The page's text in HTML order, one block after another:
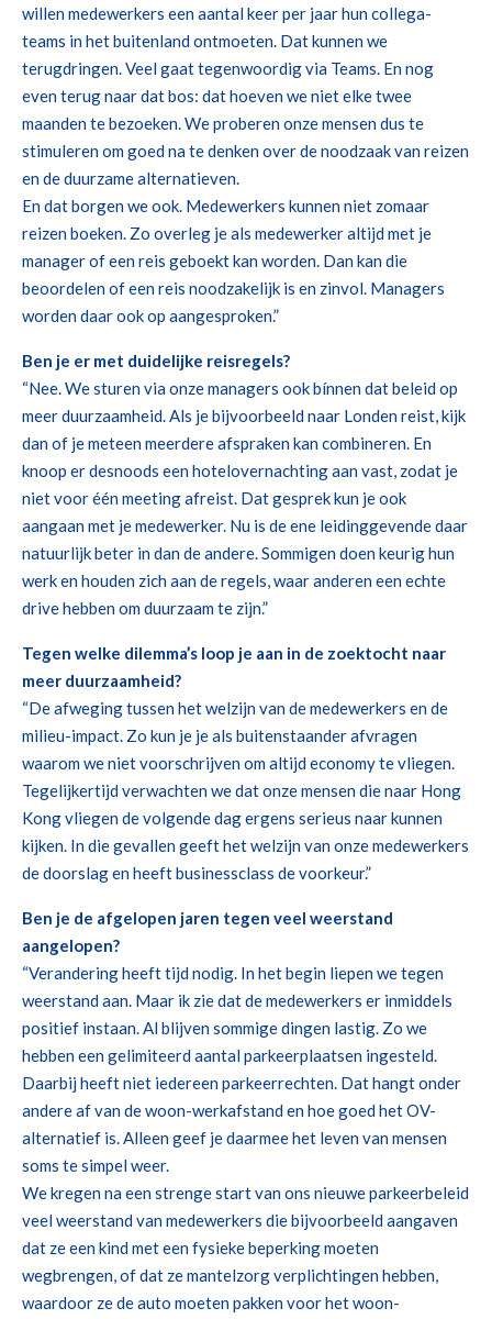
willen medewerkers een aantal keer per jaar hun collega-
teams in het buitenland ontmoeten. Dat kunnen we
terugdringen. Veel gaat tegenwoordig via Teams. En nog
even terug naar dat bos: dat hoeven we niet elke twee
maanden te bezoeken. We proberen onze mensen dus te
stimuleren om goed na te denken over de noodzaak van reizen
en de duurzame alternatieven.
En dat borgen we ook. Medewerkers kunnen niet zomaar
reizen boeken. Zo overleg je als medewerker altijd met je
manager of een reis geboekt kan worden. Dan kan die
beoordelen of een reis noodzakelijk is en zinvol. Managers
worden daar ook op aangesproken.”
Ben je er met duidelijke reisregels?
“Nee. We sturen via onze managers ook bínnen dat beleid op
meer duurzaamheid. Als je bijvoorbeeld naar Londen reist, kijk
dan of je meteen meerdere afspraken kan combineren. En
knoop er desnoods een hotelovernachting aan vast, zodat je
niet voor één meeting afreist. Dat gesprek kun je ook
aangaan met je medewerker. Nu is de ene leidinggevende daar
natuurlijk beter in dan de andere. Sommigen doen keurig hun
werk en houden zich aan de regels, waar anderen een echte
drive hebben om duurzaam te zijn.”
Tegen welke dilemma’s loop je aan in de zoektocht naar
meer duurzaamheid?
“De afweging tussen het welzijn van de medewerkers en de
milieu-impact. Zo kun je je als buitenstaander afvragen
waarom we niet voorschrijven om altijd economy te vliegen.
Tegelijkertijd verwachten we dat onze mensen die naar Hong
Kong vliegen de volgende dag ergens serieus naar kunnen
kijken. In die gevallen geeft het welzijn van onze medewerkers
de doorslag en heeft businessclass de voorkeur.”
Ben je de afgelopen jaren tegen veel weerstand
aangelopen?
“Verandering heeft tijd nodig. In het begin liepen we tegen
weerstand aan. Maar ik zie dat de medewerkers er inmiddels
positief instaan. Al blijven sommige dingen lastig. Zo we
hebben een gelimiteerd aantal parkeerplaatsen ingesteld.
Daarbij heeft niet iedereen parkeerrechten. Dat hangt onder
andere af van de woon-werkafstand en hoe goed het OV-
alternatief is. Alleen geef je daarmee het leven van mensen
soms te simpel weer.
We kregen na een strenge start van ons nieuwe parkeerbeleid
veel weerstand van medewerkers die bijvoorbeeld aangaven
dat ze een kind met een fysieke beperking moeten
wegbrengen, of dat ze mantelzorg verplichtingen hebben,
waardoor ze de auto moeten pakken voor het woon-